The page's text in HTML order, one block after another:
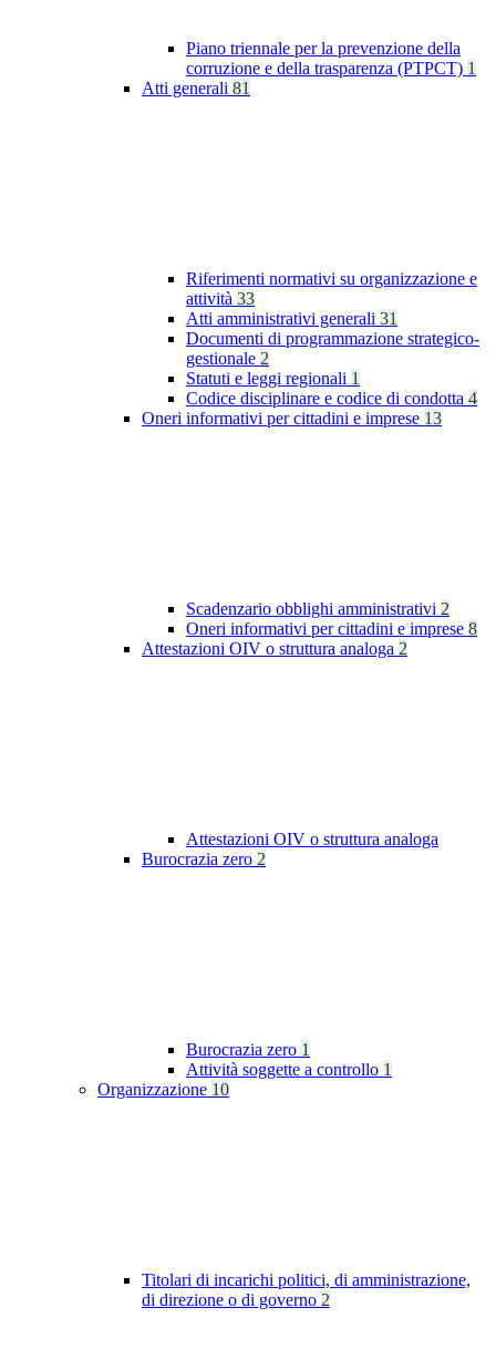
Piano triennale per la prevenzione della
corruzione e della trasparenza (PTPCT) 1
Atti generali 81
Riferimenti normativi su organizzazione e
attività 33
Atti amministrativi generali 31
Documenti di programmazione strategico-
gestionale 2
Statuti e leggi regionali 1
Codice disciplinare e codice di condotta 4
Oneri informativi per cittadini e imprese 13
Scadenzario obblighi amministrativi 2
Oneri informativi per cittadini e imprese 8
Attestazioni OIV o struttura analoga 2
Attestazioni OIV o struttura analoga
Burocrazia zero 2
Burocrazia zero 1
Attività soggette a controllo 1
Organizzazione 10
Titolari di incarichi politici, di amministrazione,
di direzione o di governo 2